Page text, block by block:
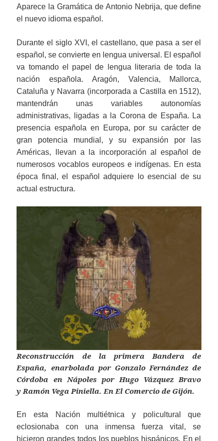
Aparece la Gramática de Antonio Nebrija, que define
el nuevo idioma español.
Durante el siglo XVI, el castellano, que pasa a ser el
español, se convierte en lengua universal. El español
va tomando el papel de lengua literaria de toda la
nación española. Aragón, Valencia, Mallorca,
Cataluña y Navarra (incorporada a Castilla en 1512),
mantendrán unas variables autonomías
administrativas, ligadas a la Corona de España. La
presencia española en Europa, por su carácter de
gran potencia mundial, y su expansión por las
Américas, llevan a la incorporación al español de
numerosos vocablos europeos e indígenas. En esta
época final, el español adquiere lo esencial de su
actual estructura.
Reconstrucción de la primera Bandera de
España, enarbolada por Gonzalo Fernández de
Córdoba en Nápoles por Hugo Vázquez Bravo
y Ramón Vega Piniella. En El Comercio de Gijón.
En esta Nación multiétnica y policultural que
eclosionaba con una inmensa fuerza vital, se
hicieron grandes todos los pueblos hispánicos. En el